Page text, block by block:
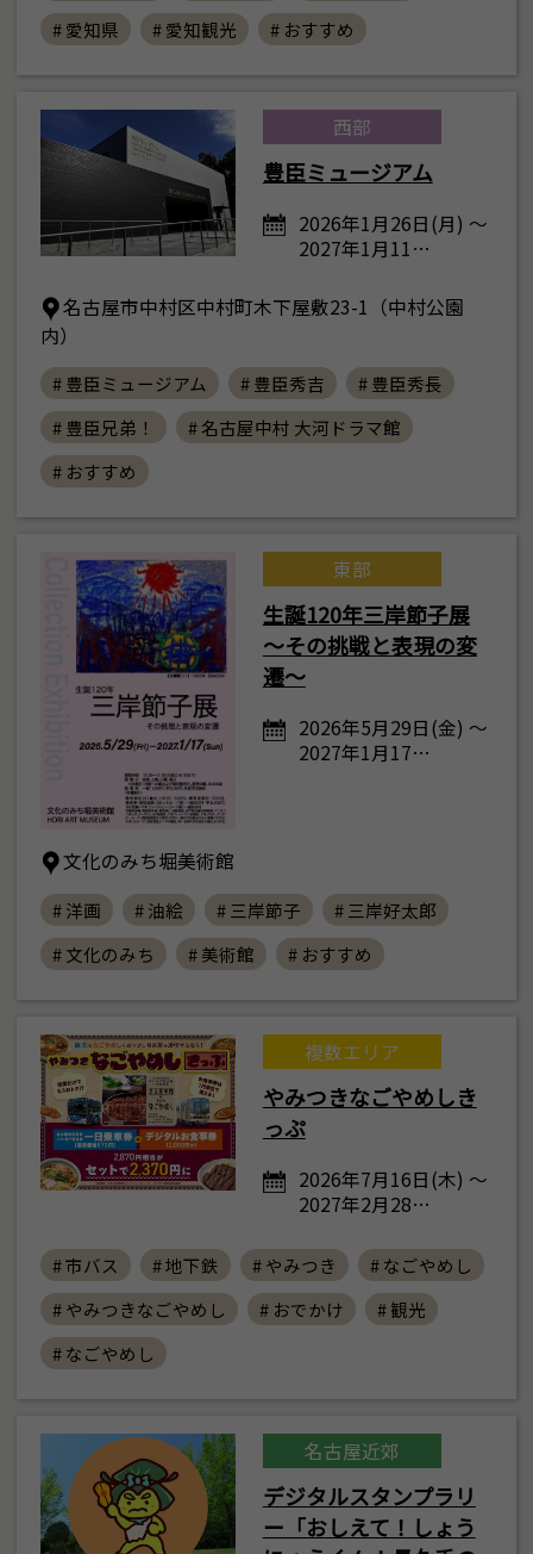
# 愛知県
# 愛知観光 # おすすめ
西部
豊臣ミュージアム
2026年1月26日(月) ～
2027年1月11…
名古屋市中村区中村町木下屋敷23-1（中村公園
内）
# 豊臣ミュージアム # 豊臣秀吉
# 豊臣秀長
# 豊臣兄弟！
# 名古屋中村 大河ドラマ館
# おすすめ
東部
生誕120年三岸節子展
～その挑戦と表現の変
遷～
2026年5月29日(金) ～
2027年1月17…
文化のみち堀美術館
# 洋画 # 油絵 # 三岸節子
# 三岸好太郎
# 文化のみち
# 美術館 # おすすめ
複数エリア
やみつきなごやめしき
っぷ
2026年7月16日(木) ～
2027年2月28…
# 市バス # 地下鉄 # やみつき
# なごやめし
# やみつきなごやめし
# おでかけ
# 観光
# なごやめし
名古屋近郊
デジタルスタンプラリ
ー「おしえて！しょう